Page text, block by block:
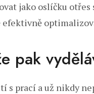
jako oslíčku otřes
efektivně
pak
s prací a už nikdy